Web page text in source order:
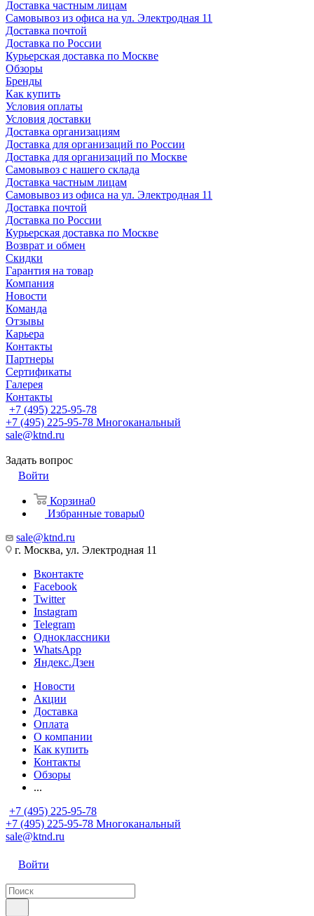
Доставка частным лицам
Самовывоз из офиса на ул. Электродная 11
Доставка почтой
Доставка по России
Курьерская доставка по Москве
Обзоры
Бренды
Как купить
Условия оплаты
Условия доставки
Доставка организациям
Доставка для организаций по России
Доставка для организаций по Москве
Самовывоз с нашего склада
Доставка частным лицам
Самовывоз из офиса на ул. Электродная 11
Доставка почтой
Доставка по России
Курьерская доставка по Москве
Возврат и обмен
Скидки
Гарантия на товар
Компания
Новости
Команда
Отзывы
Карьера
Контакты
Партнеры
Сертификаты
Галерея
Контакты
+7 (495) 225-95-78
+7 (495) 225-95-78 Многоканальный
sale@ktnd.ru
Задать вопрос
Войти
Корзина0
Избранные товары0
sale@ktnd.ru
г. Москва, ул. Электродная 11
Вконтакте
Facebook
Twitter
Instagram
Telegram
Одноклассники
WhatsApp
Яндекс.Дзен
Новости
Акции
Доставка
Оплата
О компании
Как купить
Контакты
Обзоры
...
+7 (495) 225-95-78
+7 (495) 225-95-78 Многоканальный
sale@ktnd.ru
Войти